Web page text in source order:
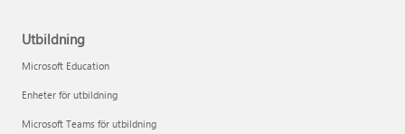
Utbildning
Microsoft Education
Enheter för utbildning
Microsoft Teams för utbildning